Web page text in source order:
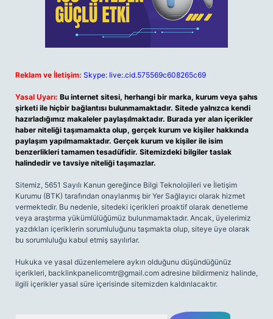
Reklam ve İletişim: Skype: live:.cid.575569c608265c69
Yasal Uyarı: Bu internet sitesi, herhangi bir marka, kurum veya şahıs
şirketi ile hiçbir bağlantısı bulunmamaktadır. Sitede yalnızca kendi
hazırladığımız makaleler paylaşılmaktadır. Burada yer alan içerikler
haber niteliği taşımamakta olup, gerçek kurum ve kişiler hakkında
paylaşım yapılmamaktadır. Gerçek kurum ve kişiler ile isim
benzerlikleri tamamen tesadüfidir. Sitemizdeki bilgiler taslak
halindedir ve tavsiye niteliği taşımazlar.
Sitemiz, 5651 Sayılı Kanun gereğince Bilgi Teknolojileri ve İletişim
Kurumu (BTK) tarafından onaylanmış bir Yer Sağlayıcı olarak hizmet
vermektedir. Bu nedenle, sitedeki içerikleri proaktif olarak denetleme
veya araştırma yükümlülüğümüz bulunmamaktadır. Ancak, üyelerimiz
yazdıkları içeriklerin sorumluluğunu taşımakta olup, siteye üye olarak
bu sorumluluğu kabul etmiş sayılırlar.
Hukuka ve yasal düzenlemelere aykırı olduğunu düşündüğünüz
içerikleri, backlinkpanelicomtr@gmail.com adresine bildirmeniz halinde,
ilgili içerikler yasal süre içerisinde sitemizden kaldırılacaktır.